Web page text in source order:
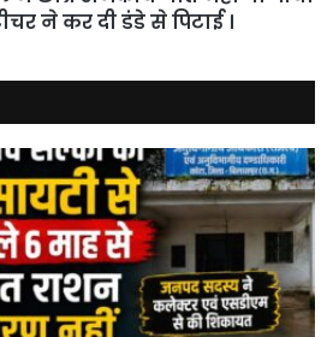
ने कर दी डंडे से पिटाई ।